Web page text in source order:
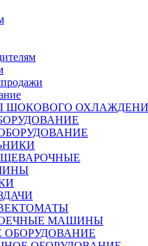
ШОКОВОГО
МАШИНЫ
ОБОРУДОВАНИЕ